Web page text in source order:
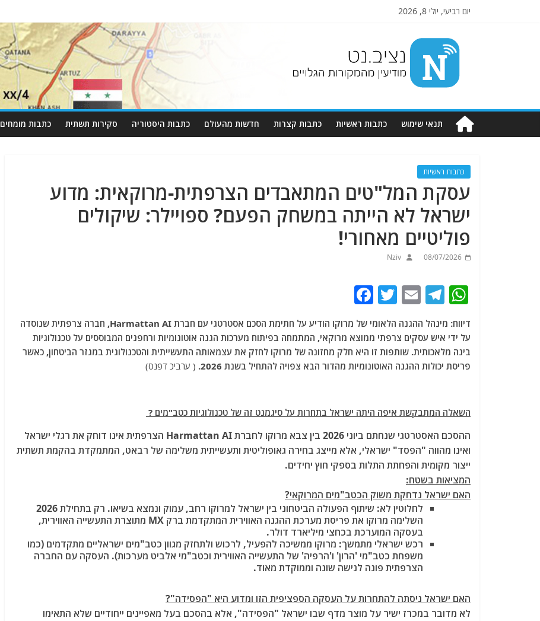
יום רביעי, יולי 8, 2026
Nziv.net
מודיעין
מהמקורות
תנאי שימוש כתבות ראשיות כתבות קצרות חדשות מהעולם כתבות היסטוריה סקירות תשתית כתבות מומחים
כתבות ראשיות
עסקת המל"טים המתאבדים הצרפתית-מרוקאית: מדוע
ישראל לא הייתה במשחק הפעם? ספויילר: שיקולים
פוליטיים מאחורי!
08/07/2026
Nziv
W
at
s
A
p
T
e
g
ra
E
m
ai
l
T
itt
er
c
e
b
o
k
דיווח: מינהל ההגנה הלאומי של מרוקו הודיע על חתימת הסכם אסטרטגי עם חברת Harmattan AI, חברה צרפתית שנוסדה
על ידי איש עסקים צרפתי ממוצא מרוקאי, המתמחה בפיתוח מערכות הגנה אוטונומיות ורחפנים המבוססים על טכנולוגיות
בינה מלאכותית. שותפות זו היא חלק מחזונה של מרוקו לחזק את עצמאותה התעשייתית והטכנולוגית במגזר הביטחון, כאשר
פריסת יכולות ההגנה האוטונומיות מהדור הבא צפויה להתחיל בשנת 2026.
( ערביכ דפנס)
השאלה המתבקשת איפה היתה ישראל בתחרות על סיגמנט זה של טכנולוגיות כטב"מים ?
ההסכם האסטרטגי שנחתם ביוני 2026 בין צבא מרוקו לחברת Harmattan AI הצרפתית אינו דוחק את רגלי ישראל
ואינו מהווה "הפסד" ישראלי, אלא מייצג בחירה גאופוליטית ותעשייתית משלימה של רבאט, המתמקדת בהקמת תשתית
ייצור מקומית והפחתת התלות בספקי חוץ יחידים.
המציאות בשטח:
האם ישראל נדחקת משוק הכטב"מים המרוקאי?
לחלוטין לא
: שיתוף הפעולה הביטחוני בין ישראל למרוקו רחב, עמוק ונמצא בשיאו. רק בתחילת 2026
השלימה מרוקו את פריסת מערכת ההגנה האווירית המתקדמת ברק MX
מתוצרת התעשייה האווירית,
בעסקה המוערכת בכחצי מיליארד דולר.
רכש ישראלי מתמשך: מרוקו ממשיכה להפעיל, לרכוש ולתחזק מגוון כטב"מים ישראליים מתקדמים (כמו
משפחת כטב"מי 'הרון' ו'הרפיה' של התעשייה האווירית וכטב"מי אלביט מערכות). העסקה עם החברה
הצרפתית פונה לנישה שונה וממוקדת מאוד.
האם ישראל ניסתה להתחרות על העסקה הספציפית הזו ומדוע היא "הפסידה"?
לא מדובר במכרז ישיר על מוצר מדף שבו ישראל "הפסידה", אלא בהסכם בעל מאפיינים ייחודיים שלא התאימו